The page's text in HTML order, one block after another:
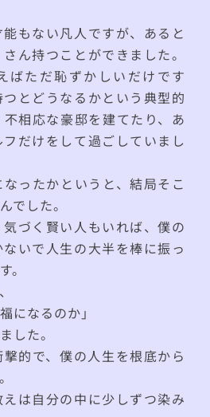
もない凡人ですが、あると
ん持つことができました。
ばただ恥ずかしいだけです
とどうなるかという典型的
相応な豪邸を建てたり、あ
だけをして過ごしていまし
ったかというと、結局そこ
でした。
づく賢い人もいれば、僕の
いで人生の大半を棒に振っ
。
になるのか」
した。
的で、僕の人生を根底から
は自分の中に少しずつ染み